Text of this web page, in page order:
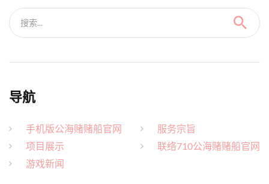
搜索...
导航
手机版公海赌赌船官网
项目展示
游戏新闻
服务宗旨
联络710公海赌赌船官网